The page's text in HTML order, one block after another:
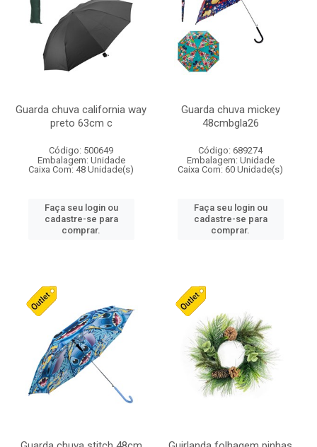
Guarda chuva california way
preto 63cm c
Código: 500649
Embalagem: Unidade
Caixa Com: 48 Unidade(s)
Faça seu login ou
cadastre-se para
comprar.
Guarda chuva mickey
48cmbgla26
Código: 689274
Embalagem: Unidade
Caixa Com: 60 Unidade(s)
Faça seu login ou
cadastre-se para
comprar.